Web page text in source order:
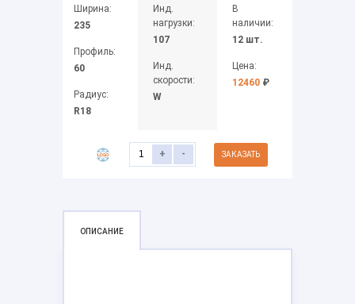
Ширина:
235
Профиль:
60
Радиус:
R18
Инд.
нагрузки:
107
Инд.
скорости:
W
В
наличии:
12 шт.
Цена:
12460 ₽
+ - ЗАКАЗАТЬ
ОПИСАНИЕ